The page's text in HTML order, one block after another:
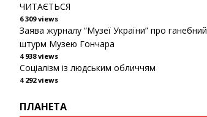
ЧИТАЄТЬСЯ
6 309 views
Заява журналу “Музеї України” про ганебний
штурм Музею Гончара
4 938 views
Соціалізм із людським обличчям
4 292 views
ПЛАНЕТА